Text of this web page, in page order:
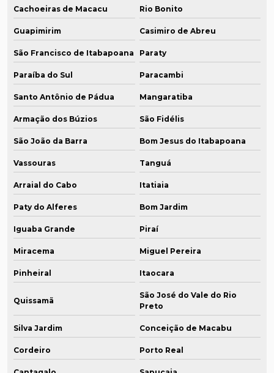
Cachoeiras de Macacu Rio Bonito
Guapimirim Casimiro de Abreu
São Francisco de Itabapoana Paraty
Paraíba do Sul Paracambi
Santo Antônio de Pádua Mangaratiba
Armação dos Búzios São Fidélis
São João da Barra Bom Jesus do Itabapoana
Vassouras Tanguá
Arraial do Cabo Itatiaia
Paty do Alferes Bom Jardim
Iguaba Grande Piraí
Miracema Miguel Pereira
Pinheiral Itaocara
Quissamã
São José do Vale do Rio
Preto
Silva Jardim Conceição de Macabu
Cordeiro Porto Real